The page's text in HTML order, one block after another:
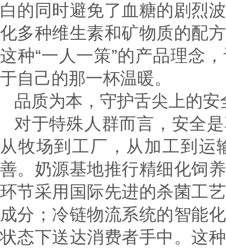
白的同时避免了血糖的剧烈
化多种维生素和矿物质的配
这种“一人一策”的产品理念
于自己的那一杯温暖。
品质为本，守护舌尖上的安
对于特殊人群而言，安全
从牧场到工厂，从加工到
善。奶源基地推行精细化饲
环节采用国际先进的杀菌工
成分；冷链物流系统的智能
状态下送达消费者手中。这